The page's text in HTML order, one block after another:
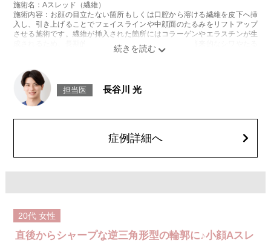
施術名：Aスレッド（繊維）
施術内容：お顔の目立たない箇所もしくは口腔から溶ける繊維を皮下へ挿
入し、引き上げることでフェイスラインや中顔面のたるみをリフトアップ
させる施術です。繊維が挿入された箇所にはコラーゲンやエラスチンが生
成されるため、長期的な美肌効果、肌質の改善効果、将来的なシワやたる
みの予防効果が期待できます。
リスク、副作用：腫れ、内出血、疼痛、頭痛、引き攣れ感などが生じるこ
とがございます。また、稀ではありますが、施術部位の細菌感染症、皮膚
のよれ、繊維の突出などが生じることがございます。化膿止め・痛み止め
を処方しております。服用により、何か異常があれば服用を中止してくだ
費用：1部位 184,800円(税込)
オプション：笑気麻酔 3,300円(税込)
担当医 長谷川 光
症例詳細へ
20代 女性
直後からシャープな逆三角形型の輪郭に♪小顔Aスレ